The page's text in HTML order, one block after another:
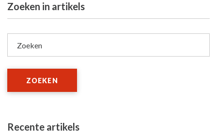
Zoeken in artikels
Zoeken
ZOEKEN
Recente artikels